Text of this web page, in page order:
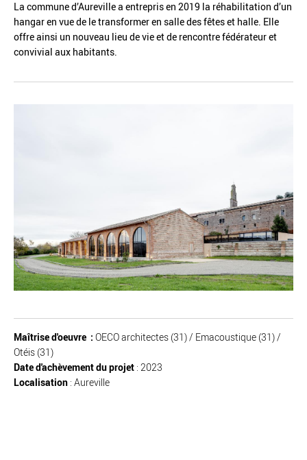
Réinitialiser Fermer la recherche avancée
La commune d’Aureville a entrepris en 2019 la réhabilitation d’un
hangar en vue de le transformer en salle des fêtes et halle. Elle
offre ainsi un nouveau lieu de vie et de rencontre fédérateur et
convivial aux habitants.
Maîtrise d'oeuvre : OECO architectes (31) / Emacoustique (31) /
Otéis (31)
Date d'achèvement du projet : 2023
Localisation : Aureville